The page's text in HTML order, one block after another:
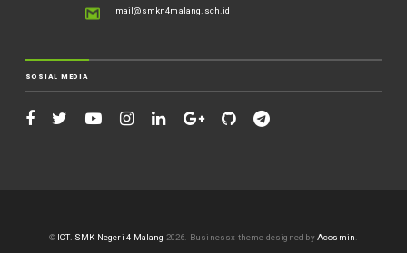
mail@smkn4malang.sch.id
SOSIAL MEDIA
© ICT. SMK Negeri 4 Malang 2026. Businessx theme designed byAcosmin